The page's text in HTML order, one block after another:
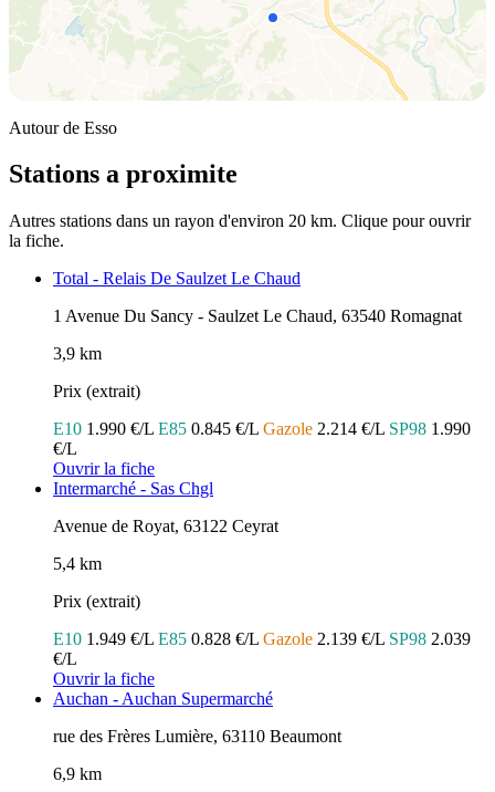
Autour de Esso
Stations a proximite
Autres stations dans un rayon d'environ 20 km. Clique pour ouvrir
la fiche.
Total - Relais De Saulzet Le Chaud
1 Avenue Du Sancy - Saulzet Le Chaud, 63540 Romagnat
3,9 km
Prix (extrait)
E10 1.990 €/L E85 0.845 €/L Gazole 2.214 €/L SP98 1.990
€/L
Ouvrir la fiche
Intermarché - Sas Chgl
Avenue de Royat, 63122 Ceyrat
5,4 km
Prix (extrait)
E10 1.949 €/L E85 0.828 €/L Gazole 2.139 €/L SP98 2.039
€/L
Ouvrir la fiche
Auchan - Auchan Supermarché
rue des Frères Lumière, 63110 Beaumont
6,9 km